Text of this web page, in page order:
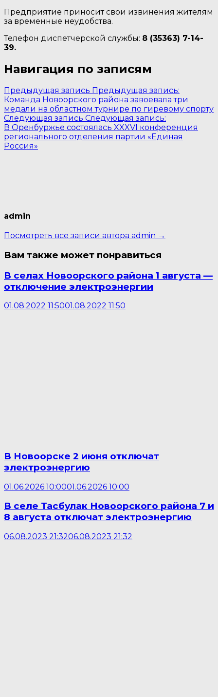
Предприятие приносит свои извинения жителям
за временные неудобства.
Телефон диспетчерской службы: 8 (35363) 7-14-
39.
Навигация по записям
Предыдущая запись Предыдущая запись:
Команда Новоорского района завоевала три
медали на областном турнире по гиревому спорту
Следующая запись Следующая запись:
В Оренбуржье состоялась XXXVI конференция
регионального отделения партии «Единая
Россия»
admin
Посмотреть все записи автора admin →
Вам также может понравиться
В селах Новоорского района 1 августа —
отключение электроэнергии
01.08.2022 11:5001.08.2022 11:50
В Новоорске 2 июня отключат
электроэнергию
01.06.2026 10:0001.06.2026 10:00
В селе Тасбулак Новоорского района 7 и
8 августа отключат электроэнергию
06.08.2023 21:3206.08.2023 21:32